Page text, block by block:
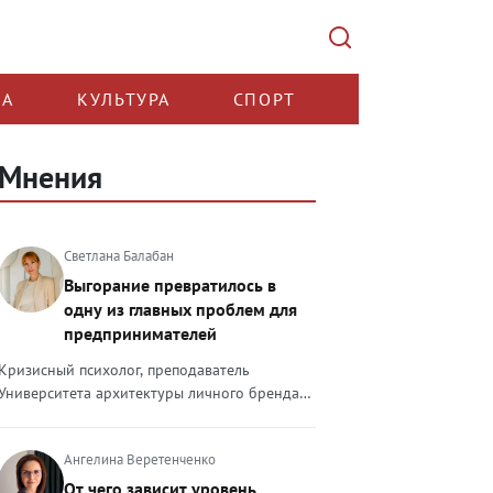
КУЛЬТУРА СПОРТ
Мнения
Светлана Балабан
Выгорание превратилось в
одну из главных проблем для
предпринимателей
Кризисный психолог, преподаватель
архитектуры личного бренда
и способах преодоления Выгорание в 2026
стало самой острой проблемой, однако
Ангелина Веретенченко
От чего зависит уровень